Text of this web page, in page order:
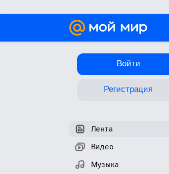
Войти
Регистрация
Лента
Видео
Музыка